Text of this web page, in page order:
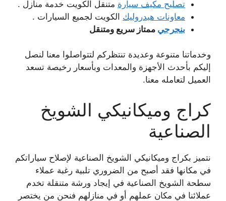
تصليح مكيف سيارة متنقل الكويت خدمة منازل .
معاونات هيدروليك الكويت لجميع السيارات .
بنجرجي ممتاز سريع ومتنقل
وخدماتنا متنوعة وعديدة تنتظركم لتتواصلوا معنا لنصل
إليكم بأحدث الأجهزة والمعدات وبأسعار رخيصة تسعد
العميل لتعامله معنا.
كراج وميكانيكي الشويخ
الصناعية
نتميز بكراج وميكانيكي الشويخ الصناعية لإصلاح سياراتكم
في مكانها فقد أصبح من الضروري تلبية رغبة عملاء
سطحة الشويخ الصناعية في إيجاد ورشة متنقلة تخدم
عملائنا في مكان عملهم أو في منازلهم فنحن من يختصر